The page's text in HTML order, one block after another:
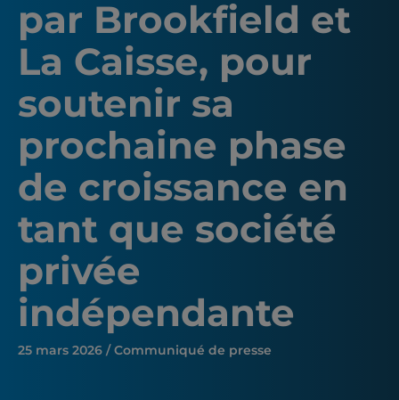
par Brookfield et
La Caisse, pour
soutenir sa
prochaine phase
de croissance en
tant que société
privée
indépendante
25 mars 2026 / Communiqué de presse